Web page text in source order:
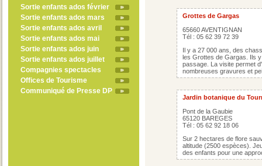
Sortie enfants ados février
Sortie enfants ados mars
Sortie enfants ados avril
Sortie enfants ados mai
Sortie enfants ados juin
Sortie enfants ados juillet
Compagnies spectacles
Offices de Tourisme
Communiqué de Presse DP
Grottes de Gargas
65660 AVENTIGNAN
Tél : 05 62 39 72 39
Il y a 27 000 ans, des
les Grottes de Gargas. Ils
passage. La visite permet
nombreuses gravures et
Jardin botanique du
Pont de la Gaubie
65120 BAREGES
Tél : 05 62 92 18 06
Sur 2 hectares de flore
altitude (2500 espèces).
des enfants pour une